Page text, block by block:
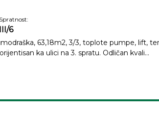
Spratnost:
III/6
63,18m2, 3/3, toplote pumpe, lift,
ka ulici na 3. spratu. Odličan kvali...